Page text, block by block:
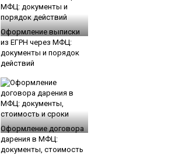
Оформление выписки
из ЕГРН через МФЦ:
документы и порядок
действий
Оформление договора
дарения в МФЦ:
документы, стоимость